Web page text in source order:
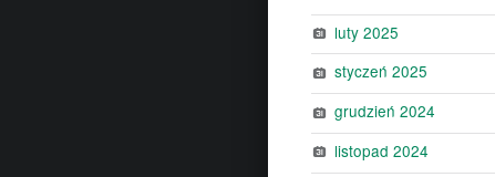
luty 2025
styczeń 2025
grudzień 2024
listopad 2024